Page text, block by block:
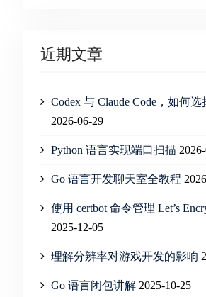
近期文章
Codex 与 Claude Code，如何
2026-06-29
Python 语言实现端口扫描
Go 语言开发聊天室全教程
使用 certbot 命令管理 Let’s
2025-12-05
理解分辨率对游戏开发的影响
Go 语言闭包讲解 2025-10-25